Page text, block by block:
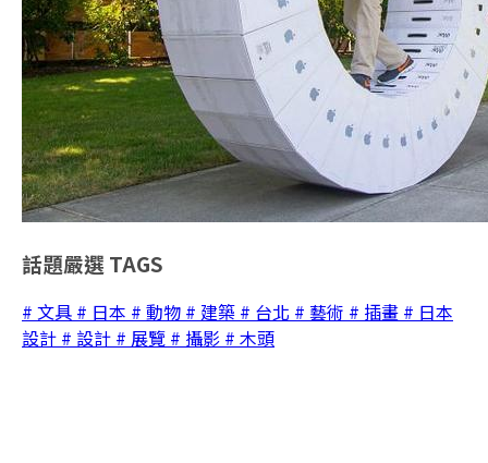
話題嚴選 TAGS
# 文具 # 日本 # 動物 # 建築 # 台北 # 藝術 # 插畫 # 日本
設計 # 設計 # 展覽 # 攝影 # 木頭